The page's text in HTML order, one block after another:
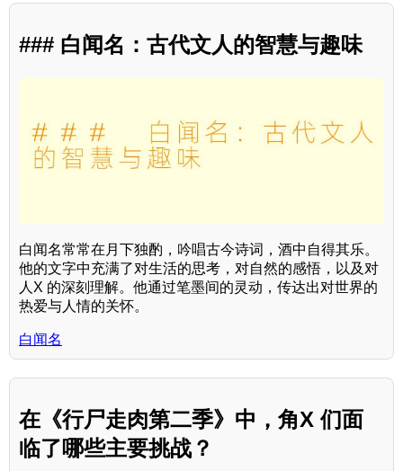
### 白闻名：古代文人的智慧与趣味
白闻名常常在月下独酌，吟唱古今诗词，酒中自得其乐。
他的文字中充满了对生活的思考，对自然的感悟，以及对
人X 的深刻理解。他通过笔墨间的灵动，传达出对世界的
热爱与人情的关怀。
白闻名
在《行尸走肉第二季》中，角X 们面
临了哪些主要挑战？